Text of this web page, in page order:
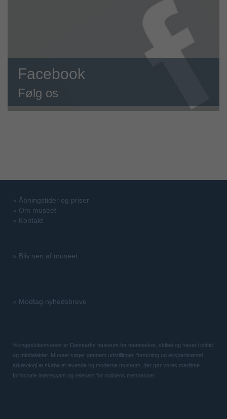
Facebook
Følg os
» Åbningstider og priser
» Om museet
» Kontakt
» Bliv ven af museet
» Modtag nyhedsbreve
Vikingeskibsmuseet er Danmarks museum for mennesket, skibet og havet i oldtid
og middelalder. Museet søger gennem udstillinger, forskning og eksperimentel
arkæologi at skabe et levende og moderne museum, der gør vores maritime
forhistorie interessant og relevant for nutidens mennesker.